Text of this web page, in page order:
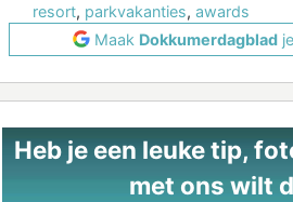
resort, parkvakanties, awards
Maak Dokkumerdagblad
Heb je een leuke tip,
met ons wilt